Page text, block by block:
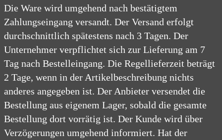
Die Ware wird umgehend nach bestätigtem
Zahlungseingang versandt. Der Versand erfolgt
durchschnittlich spätestens nach 3 Tagen. Der
Unternehmer verpflichtet sich zur Lieferung am 7
Tag nach Bestelleingang. Die Regellieferzeit beträgt
2 Tage, wenn in der Artikelbeschreibung nichts
anderes angegeben ist. Der Anbieter versendet die
Bestellung aus eigenem Lager, sobald die gesamte
Bestellung dort vorrätig ist. Der Kunde wird über
Verzögerungen umgehend informiert. Hat der